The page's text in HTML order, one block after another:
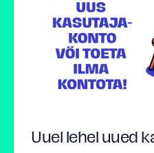
Uuel lehel uued